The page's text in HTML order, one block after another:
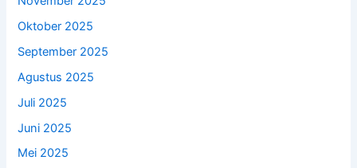
Oktober 2025
September 2025
Agustus 2025
Juli 2025
Juni 2025
Mei 2025